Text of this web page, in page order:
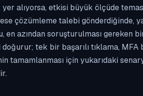
alıyorsa, etkisi büyük ölçüde
çözümleme talebi gönderdiğinde,
en azından soruşturulması gereken
tek bir başarılı tıklama,
tamamlanması için yukarıdaki